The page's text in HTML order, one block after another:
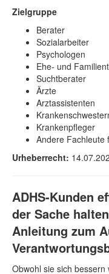
Zielgruppe
Berater
Sozialarbeiter
Psychologen
Ehe- und
Suchtberater
Ärzte
Arztassistenten
Krankenpfleger
Andere Fachleute
Urheberrecht:
ADHS-Kunden
der Sache
Anleitung zum
Obwohl sie sich